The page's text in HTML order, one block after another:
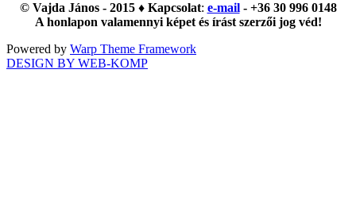
© Vajda János - 2015 ♦ Kapcsolat: e-mail- +36 30 996 0148
A honlapon valamennyi képet és írást szerzői jog véd!
Powered by Warp Theme Framework
DESIGN BY WEB-KOMP